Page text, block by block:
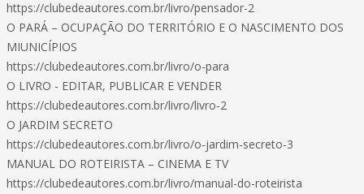
https://clubedeautores.com.br/livro/pensador-2
O PARÁ – OCUPAÇÃO DO TERRITÓRIO E O NASCIMENTO DOS
MIUNICÍPIOS
https://clubedeautores.com.br/livro/o-para
O LIVRO - EDITAR, PUBLICAR E VENDER
https://clubedeautores.com.br/livro/livro-2
O JARDIM SECRETO
https://clubedeautores.com.br/livro/o-jardim-secreto-3
MANUAL DO ROTEIRISTA – CINEMA E TV
https://clubedeautores.com.br/livro/manual-do-roteirista